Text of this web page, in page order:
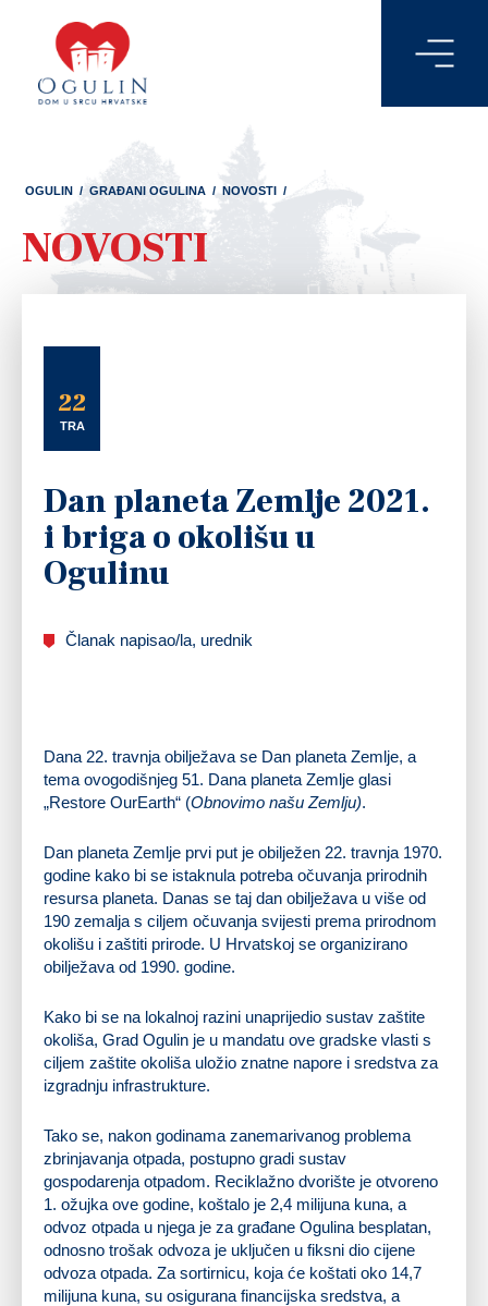
OGULIN / GRAĐANI OGULINA / NOVOSTI /
NOVOSTI
22
TRA
Dan planeta Zemlje 2021.
i briga o okolišu u
Ogulinu
Članak napisao/la, urednik
Dana 22. travnja obilježava se Dan planeta Zemlje, a
tema ovogodišnjeg 51. Dana planeta Zemlje glasi
„Restore OurEarth“ (Obnovimo našu Zemlju).
Dan planeta Zemlje prvi put je obilježen 22. travnja 1970.
godine kako bi se istaknula potreba očuvanja prirodnih
resursa planeta. Danas se taj dan obilježava u više od
190 zemalja s ciljem očuvanja svijesti prema prirodnom
okolišu i zaštiti prirode. U Hrvatskoj se organizirano
obilježava od 1990. godine.
Kako bi se na lokalnoj razini unaprijedio sustav zaštite
okoliša, Grad Ogulin je u mandatu ove gradske vlasti s
ciljem zaštite okoliša uložio znatne napore i sredstva za
izgradnju infrastrukture.
Tako se, nakon godinama zanemarivanog problema
zbrinjavanja otpada, postupno gradi sustav
gospodarenja otpadom. Reciklažno dvorište je otvoreno
1. ožujka ove godine, koštalo je 2,4 milijuna kuna, a
odvoz otpada u njega je za građane Ogulina besplatan,
odnosno trošak odvoza je uključen u fiksni dio cijene
odvoza otpada. Za sortirnicu, koja će koštati oko 14,7
milijuna kuna, su osigurana financijska sredstva, a